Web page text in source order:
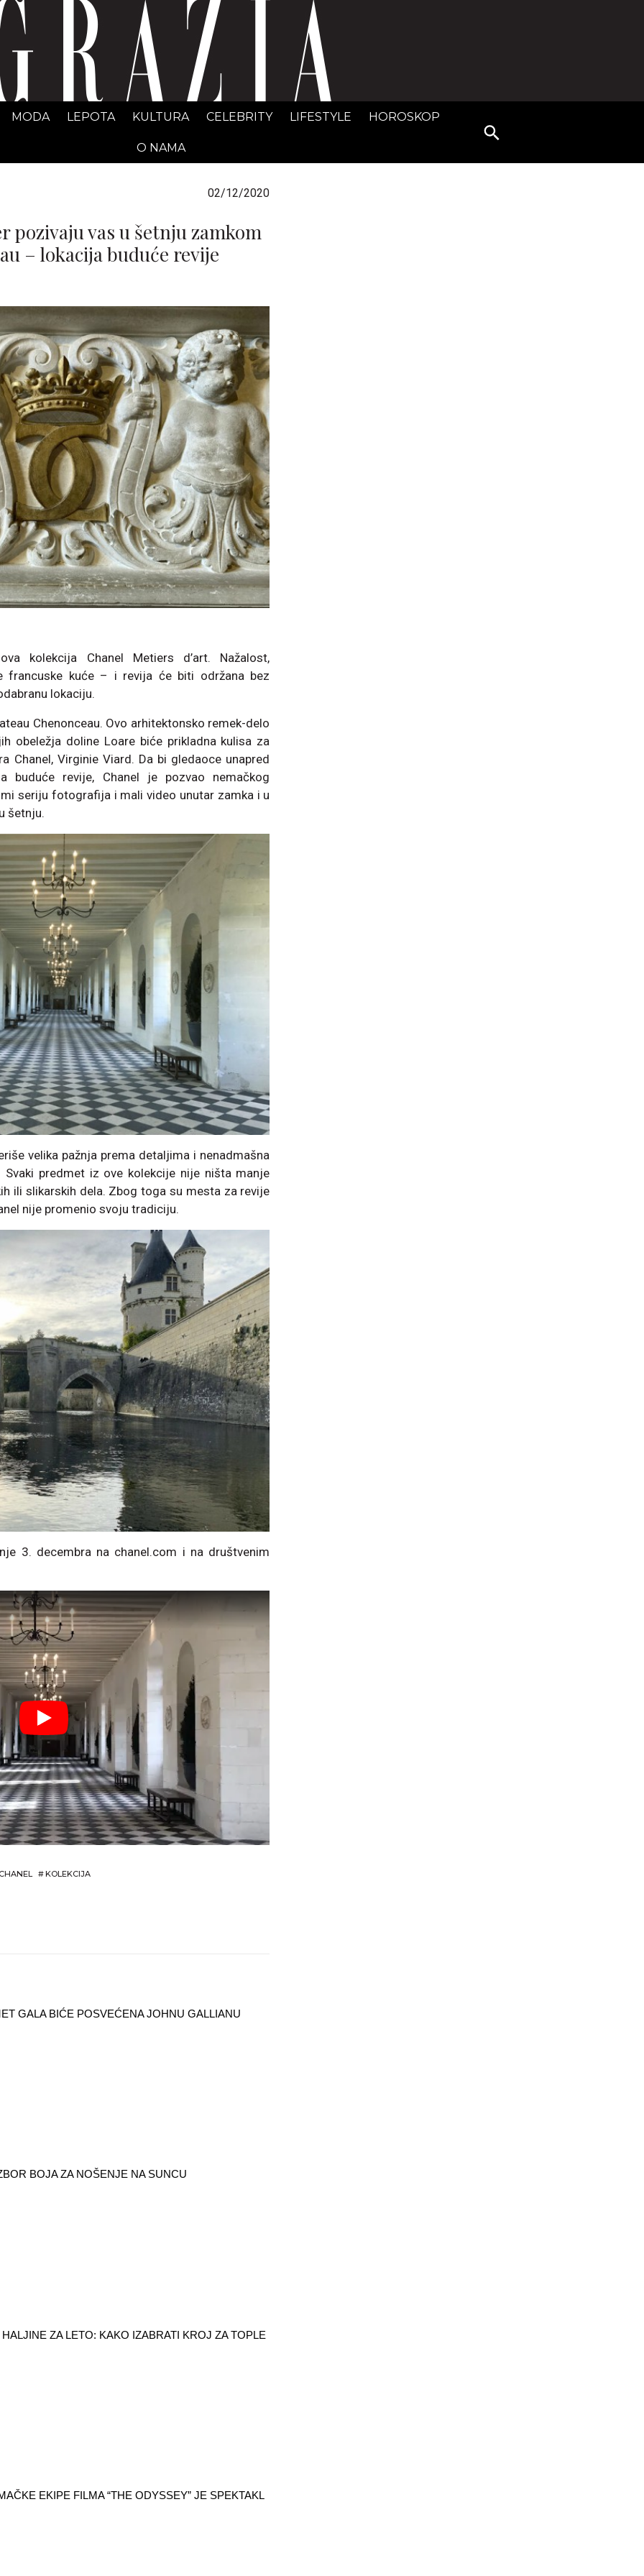
GRAZIA Srbija
MODA LEPOTA KULTURA CELEBRITY LIFESTYLE HOROSKOP
O NAMA
Search
for:
02/12/2020
pozivaju vas u šetnju zamkom
– lokacija buduće revije
kolekcija Chanel Metiers d’art. Nažalost,
francuske kuće – i revija će biti održana bez
lokaciju.
Chenonceau. Ovo arhitektonsko remek-delo
obeležja doline Loare biće prikladna kulisa za
Chanel, Virginie Viard. Da bi gledaoce unapred
buduće revije, Chanel je pozvao nemačkog
seriju fotografija i mali video unutar zamka i u
šetnju.
velika pažnja prema detaljima i nenadmašna
predmet iz ove kolekcije nije ništa manje
ili slikarskih dela. Zbog toga su mesta za revije
nije promenio svoju tradiciju.
3. decembra na chanel.com i na društvenim
#KOLEKCIJA
GALA BIĆE POSVEĆENA JOHNU GALLIANU
BOJA ZA NOŠENJE NA SUNCU
ZA LETO: KAKO IZABRATI KROJ ZA TOPLE
EKIPE FILMA “THE ODYSSEY” JE SPEKTAKL